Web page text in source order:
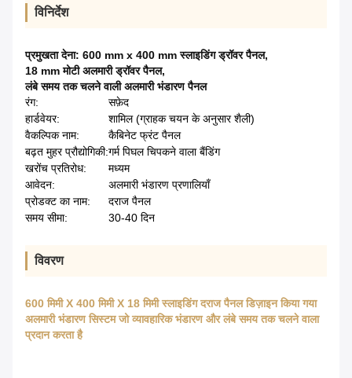
विनिर्देश
प्रमुखता देना: 600 mm x 400 mm स्लाइडिंग ड्रॉवर पैनल,
18 mm मोटी अलमारी ड्रॉवर पैनल,
लंबे समय तक चलने वाली अलमारी भंडारण पैनल
रंग:
सफ़ेद
हार्डवेयर:
शामिल (ग्राहक चयन के अनुसार शैली)
वैकल्पिक नाम:
कैबिनेट फ्रंट पैनल
बढ़त मुहर प्रौद्योगिकी:गर्म पिघल चिपकने वाला बैंडिंग
खरोंच प्रतिरोध:
मध्यम
आवेदन:
अलमारी भंडारण प्रणालियाँ
प्रोडक्ट का नाम:
दराज पैनल
समय सीमा:
30-40 दिन
विवरण
600 मिमी X 400 मिमी X 18 मिमी स्लाइडिंग दराज पैनल डिज़ाइन किया गया
अलमारी भंडारण सिस्टम जो व्यावहारिक भंडारण और लंबे समय तक चलने वाला
प्रदान करता है